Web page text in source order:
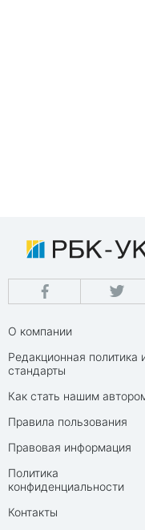
О компании
Редакционная политика
стандарты
Как стать нашим
Правила пользования
Правовая информация
Политика
конфиденциальности
Контакты